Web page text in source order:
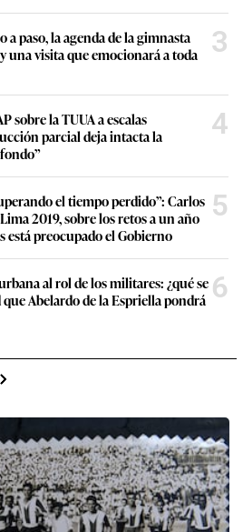
a paso, la agenda de la gimnasta
una visita que emocionará a toda
3
sobre la TUUA a escalas
parcial deja intacta la
4
el tiempo perdido”: Carlos
2019, sobre los retos a un año
está preocupado el Gobierno
5
al rol de los militares: ¿qué se
Abelardo de la Espriella pondrá 6